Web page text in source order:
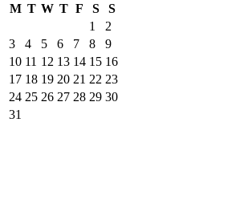
M T W T F S
S
1
2
3
4 5 6 7 8
9
10 11 12 13 14 15 16
17 18 19 20 21 22 23
24 25 26 27 28 29 30
31